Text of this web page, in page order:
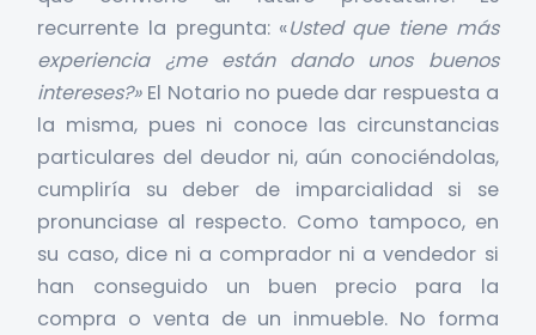
recurrente la pregunta: «Usted que tiene más
experiencia ¿me están dando unos buenos
intereses?» El Notario no puede dar respuesta a
la misma, pues ni conoce las circunstancias
particulares del deudor ni, aún conociéndolas,
cumpliría su deber de imparcialidad si se
pronunciase al respecto. Como tampoco, en
su caso, dice ni a comprador ni a vendedor si
han conseguido un buen precio para la
compra o venta de un inmueble. No forma